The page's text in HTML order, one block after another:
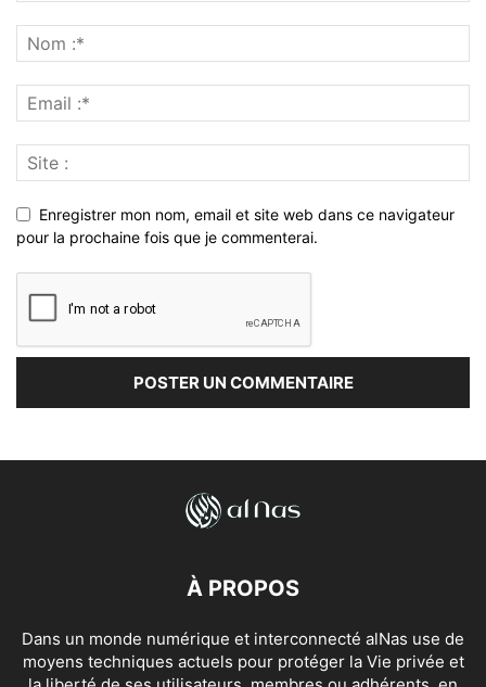
Enregistrer mon nom, email et site web dans ce navigateur
pour la prochaine fois que je commenterai.
À PROPOS
Dans un monde numérique et interconnecté alNas use de
moyens techniques actuels pour protéger la Vie privée et